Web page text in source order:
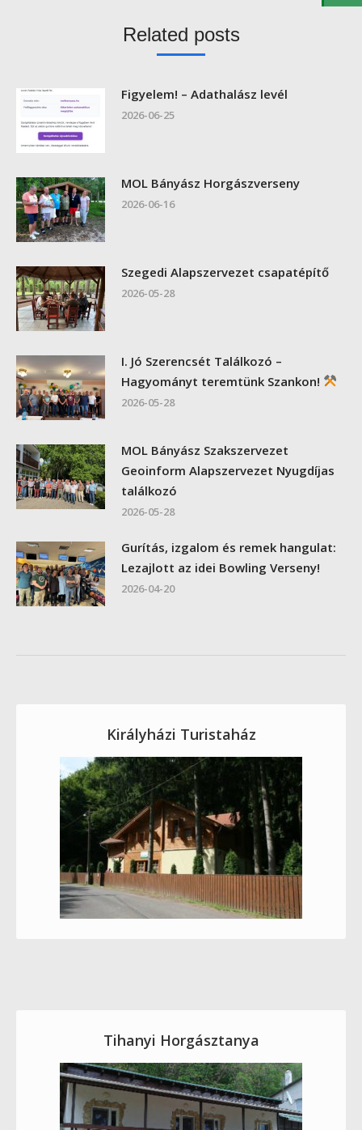
Related posts
Figyelem! – Adathalász levél
2026-06-25
MOL Bányász Horgászverseny
2026-06-16
Szegedi Alapszervezet csapatépítő
2026-05-28
I. Jó Szerencsét Találkozó –
Hagyományt teremtünk Szankon!
2026-05-28
MOL Bányász Szakszervezet
Geoinform Alapszervezet Nyugdíjas
találkozó
2026-05-28
Gurítás, izgalom és remek hangulat:
Lezajlott az idei Bowling Verseny!
2026-04-20
Királyházi Turistaház
Tihanyi Horgásztanya